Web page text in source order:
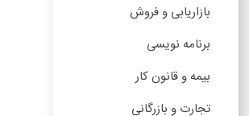
بازاریابی و فروش
برنامه نویسی
بیمه و قانون کار
تجارت و بازرگانی